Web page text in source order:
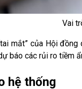
Vai
mắt” của Hội
báo các rủi ro tiềm
hệ thống